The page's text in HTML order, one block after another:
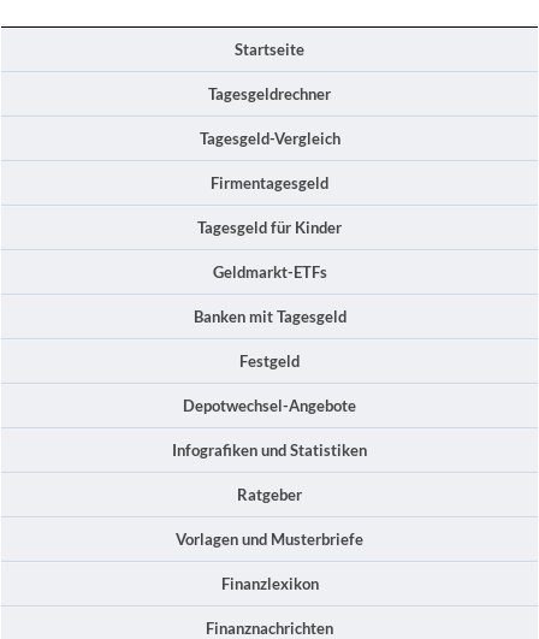
Startseite
Tagesgeldrechner
Tagesgeld-Vergleich
Firmentagesgeld
Tagesgeld für Kinder
Geldmarkt-ETFs
Banken mit Tagesgeld
Festgeld
Depotwechsel-Angebote
Infografiken und Statistiken
Ratgeber
Vorlagen und Musterbriefe
Finanzlexikon
Finanznachrichten